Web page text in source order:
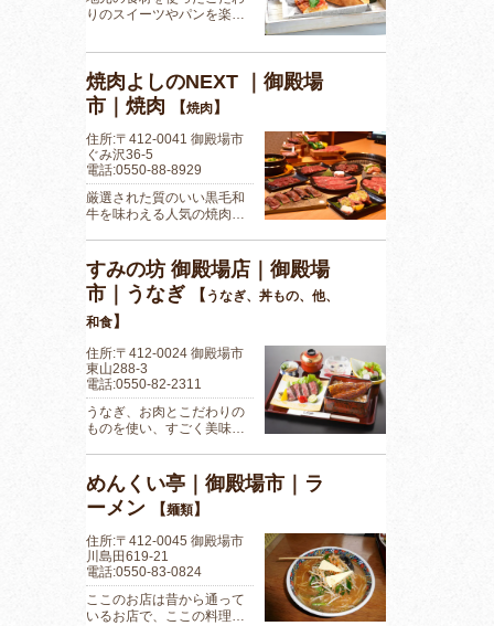
りのスイーツやパンを楽…
焼肉よしのNEXT ｜御殿場
市｜焼肉
【焼肉】
住所:〒412-0041 御殿場市
ぐみ沢36-5
電話:0550-88-8929
厳選された質のいい黒毛和
牛を味わえる人気の焼肉…
すみの坊 御殿場店｜御殿場
市｜うなぎ
【 うなぎ、丼もの、他、
和食】
住所:〒412-0024 御殿場市
東山288-3
電話:0550-82-2311
うなぎ、お肉とこだわりの
ものを使い、すごく美味…
めんくい亭｜御殿場市｜ラ
ーメン
【麺類】
住所:〒412-0045 御殿場市
川島田619-21
電話:0550-83-0824
ここのお店は昔から通って
いるお店で、ここの料理…